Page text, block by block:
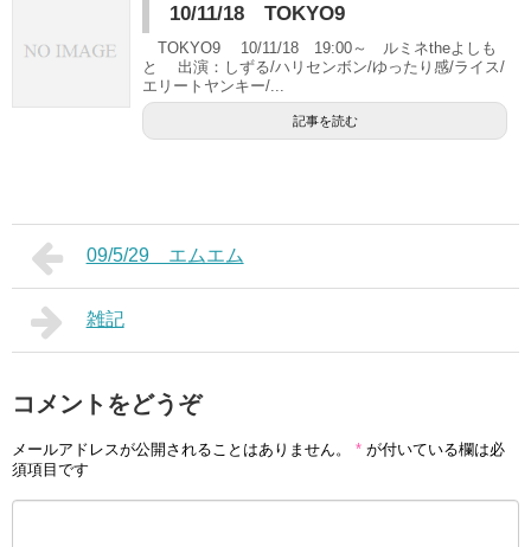
10/11/18 TOKYO9
TOKYO9 10/11/18 19:00～ ルミネtheよしも
と 出演：しずる/ハリセンボン/ゆったり感/ライス/
エリートヤンキー/...
記事を読む
09/5/29 エムエム
雑記
コメントをどうぞ
メールアドレスが公開されることはありません。 * が付いている欄は必
須項目です